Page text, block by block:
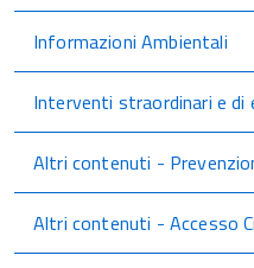
Informazioni Ambientali
Interventi straordinari e di
Altri contenuti -
Altri contenuti - Accesso